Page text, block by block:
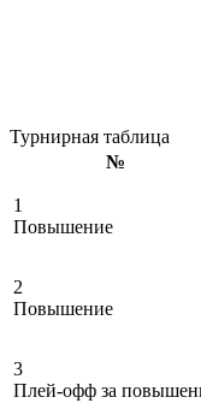
Турнирная таблица
№
1
Повышение
2
Повышение
3
Плей-офф за